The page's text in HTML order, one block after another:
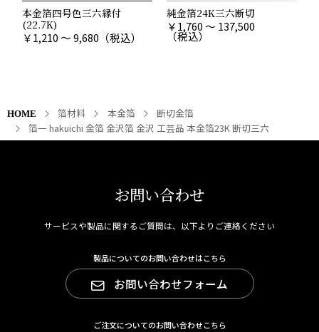
本金箔四号色三六縁付
(22.7K)
￥1,210 ～ 9,680 （税込）
純金箔24K三六断切
￥1,760 ～ 137,500
（税込）
HOME 箔材料 本金箔
断切金箔
箔一 hakuichi 金箔 金沢箔 金沢 工芸品 本金箔23K 断切三六
お問い合わせ
サービスや製品に関するご質問は、以下よりご連絡ください
製品についてのお問い合わせはこちら
お問い合わせフォーム
ご注文についてのお問い合わせこちら